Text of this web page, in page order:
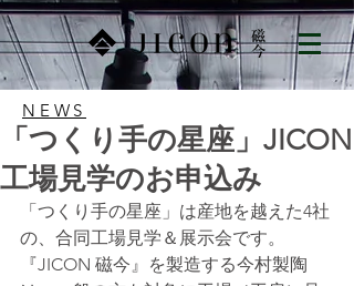
NEWS
「つくり手の星座」JICON
工場見学のお申込み
「つくり手の星座」は産地を越えた4社
の、合同工場見学＆展示会です。
『JICON 磁今』を製造する今村製陶